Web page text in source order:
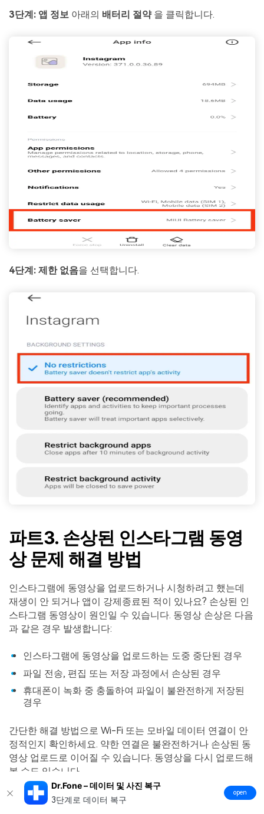
3단계: 앱 정보 아래의 배터리 절약 을 클릭합니다.
4단계: 제한 없음을 선택합니다.
파트3. 손상된 인스타그램 동영
상 문제 해결 방법
인스타그램에 동영상을 업로드하거나 시청하려고 했는데
재생이 안 되거나 앱이 강제종료된 적이 있나요? 손상된 인
스타그램 동영상이 원인일 수 있습니다. 동영상 손상은 다음
과 같은 경우 발생합니다:
인스타그램에 동영상을 업로드하는 도중 중단된 경우
파일 전송, 편집 또는 저장 과정에서 손상된 경우
휴대폰이 녹화 중 충돌하여 파일이 불완전하게 저장된
경우
간단한 해결 방법으로 Wi-Fi 또는 모바일 데이터 연결이 안
정적인지 확인하세요. 약한 연결은 불완전하거나 손상된 동
영상 업로드로 이어질 수 있습니다. 동영상을 다시 업로드해
볼 수도 있습니다.
동영상 파일이 실제로 손상된 경우 간단한 해결 방법으로는
해결되지 않습니다. 이럴 때는 신뢰할 수 있는 복구 도구가
Dr.Fone – 데이터 및 사진 복구
3단계로 데이터 복구
open